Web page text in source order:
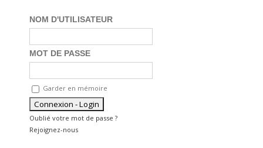
NOM D'UTILISATEUR
MOT DE PASSE
Garder en mémoire
Oublié votre mot de passe ?
Rejoignez-nous